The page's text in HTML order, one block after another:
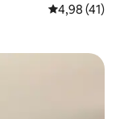
4,98 de
4,98 (41)